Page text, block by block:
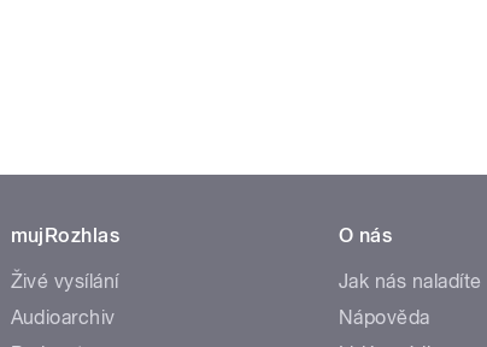
mujRozhlas
Živé vysílání
Audioarchiv
O nás
Jak nás naladíte
Nápověda